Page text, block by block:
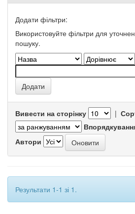
Додати фільтри:
Використовуйте фільтри для
пошуку.
Вивести на сторінку |
Автори
Результати 1-1 зі 1.